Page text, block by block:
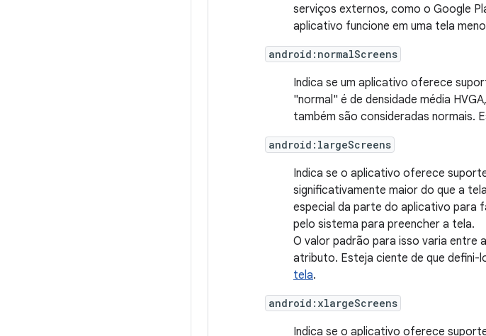
serviços externos, como o Google
aplicativo funcione em uma tela
android:normalScreens
Indica se um aplicativo oferece
"normal" é de densidade média
também são consideradas normais.
android:largeScreens
Indica se o aplicativo oferece
significativamente maior do que a
especial da parte do aplicativo para
pelo sistema para preencher a tela.
O valor padrão para isso varia entre
atributo. Esteja ciente de que defini-
tela.
android:xlargeScreens
Indica se o aplicativo oferece